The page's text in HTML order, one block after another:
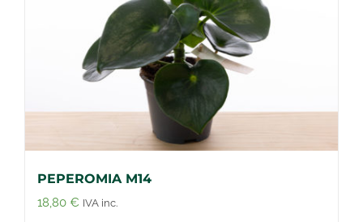
PEPEROMIA M14
18,80 € IVA inc.